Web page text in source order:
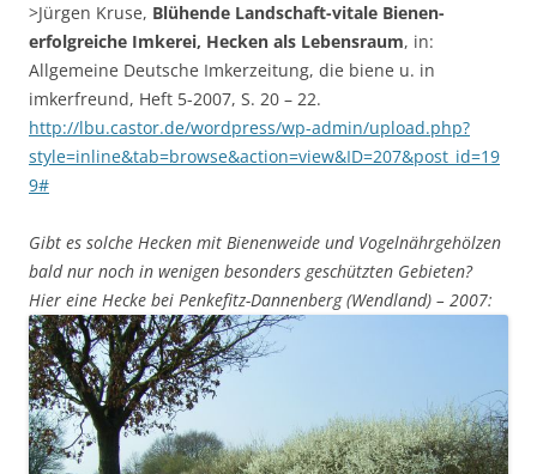
>Jürgen Kruse, Blühende Landschaft-vitale Bienen-
erfolgreiche Imkerei, Hecken als Lebensraum, in:
Allgemeine Deutsche Imkerzeitung, die biene u. in
imkerfreund, Heft 5-2007, S. 20 – 22.
http://lbu.castor.de/wordpress/wp-admin/upload.php?
style=inline&tab=browse&action=view&ID=207&post_id=19
9#
Gibt es solche Hecken mit Bienenweide und Vogelnährgehölzen
bald nur noch in wenigen besonders geschützten Gebieten?
Hier eine Hecke bei Penkefitz-Dannenberg (Wendland) – 2007: